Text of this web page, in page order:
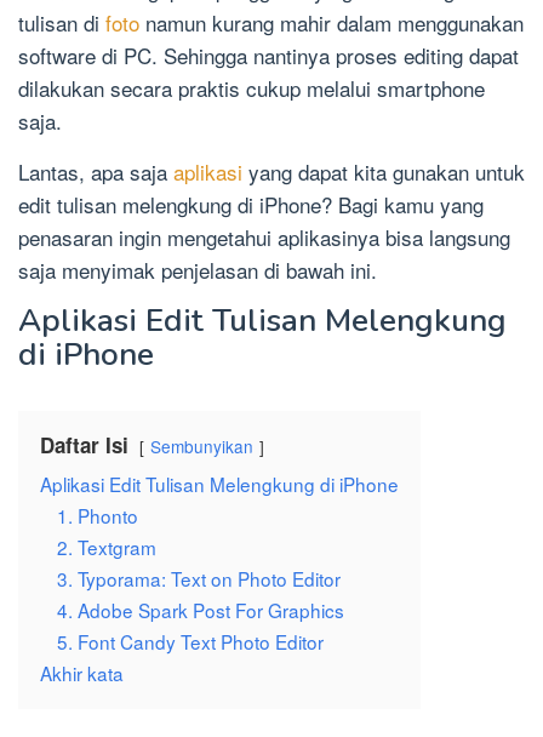
tulisan di foto namun kurang mahir dalam menggunakan
software di PC. Sehingga nantinya proses editing dapat
dilakukan secara praktis cukup melalui smartphone
saja.
Lantas, apa saja aplikasi yang dapat kita gunakan untuk
edit tulisan melengkung di iPhone? Bagi kamu yang
penasaran ingin mengetahui aplikasinya bisa langsung
saja menyimak penjelasan di bawah ini.
Aplikasi Edit Tulisan Melengkung
di iPhone
Daftar Isi Sembunyikan
Aplikasi Edit Tulisan Melengkung di iPhone
1. Phonto
2. Textgram
3. Typorama: Text on Photo Editor
4. Adobe Spark Post For Graphics
5. Font Candy Text Photo Editor
Akhir kata